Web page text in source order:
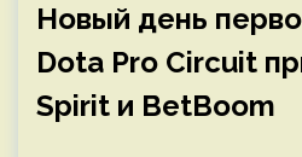
Новый день
Dota Pro Circuit
Spirit и BetBoom